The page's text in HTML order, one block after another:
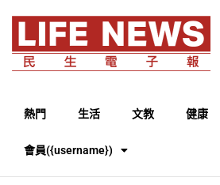
熱門 生活 文教 健康
會員({username})